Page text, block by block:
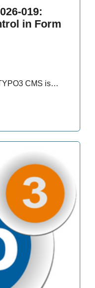
019:
in Form
CMS is…